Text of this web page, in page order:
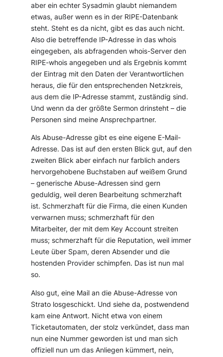
aber ein echter Sysadmin glaubt niemandem
etwas, außer wenn es in der RIPE-Datenbank
steht. Steht es da nicht, gibt es das auch nicht.
Also die betreffende IP-Adresse in das whois
eingegeben, als abfragenden whois-Server den
RIPE-whois angegeben und als Ergebnis kommt
der Eintrag mit den Daten der Verantwortlichen
heraus, die für den entsprechenden Netzkreis,
aus dem die IP-Adresse stammt, zuständig sind.
Und wenn da der größte Sermon drinsteht – die
Personen sind meine Ansprechpartner.
Als Abuse-Adresse gibt es eine eigene E-Mail-
Adresse. Das ist auf den ersten Blick gut, auf den
zweiten Blick aber einfach nur farblich anders
hervorgehobene Buchstaben auf weißem Grund
– generische Abuse-Adressen sind gern
geduldig, weil deren Bearbeitung schmerzhaft
ist. Schmerzhaft für die Firma, die einen Kunden
verwarnen muss; schmerzhaft für den
Mitarbeiter, der mit dem Key Account streiten
muss; schmerzhaft für die Reputation, weil immer
Leute über Spam, deren Absender und die
hostenden Provider schimpfen. Das ist nun mal
so.
Also gut, eine Mail an die Abuse-Adresse von
Strato losgeschickt. Und siehe da, postwendend
kam eine Antwort. Nicht etwa von einem
Ticketautomaten, der stolz verkündet, dass man
nun eine Nummer geworden ist und man sich
offiziell nun um das Anliegen kümmert, nein,